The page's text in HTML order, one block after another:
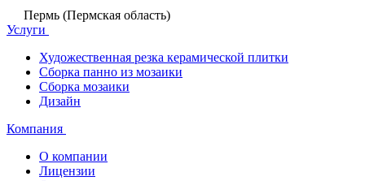
Пермь (Пермская область)
Услуги
Художественная резка керамической плитки
Сборка панно из мозаики
Сборка мозаики
Дизайн
Компания
О компании
Лицензии